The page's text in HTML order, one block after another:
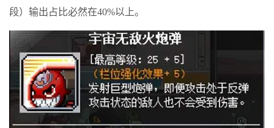
段）输出占比必然在40%以上。